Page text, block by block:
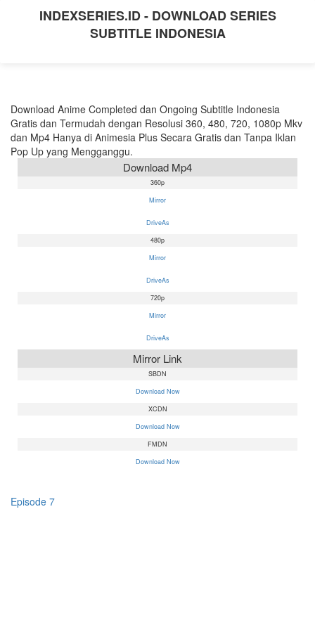
INDEXSERIES.ID - DOWNLOAD SERIES
SUBTITLE INDONESIA
Download Anime Completed dan Ongoing Subtitle Indonesia
Gratis dan Termudah dengan Resolusi 360, 480, 720, 1080p Mkv
dan Mp4 Hanya di Animesia Plus Secara Gratis dan Tanpa Iklan
Pop Up yang Mengganggu.
Download Mp4
360p
Mirror
DriveAs
480p
Mirror
DriveAs
720p
Mirror
DriveAs
Mirror Link
SBDN
Download Now
XCDN
Download Now
FMDN
Download Now
Episode 7